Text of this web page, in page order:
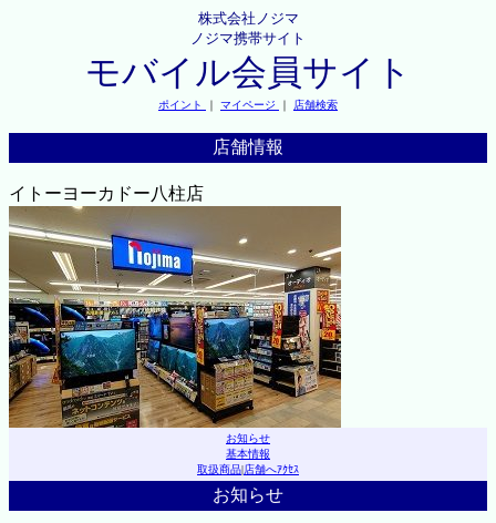
株式会社ノジマ
ノジマ携帯サイト
モバイル会員サイト
ポイント ｜ マイページ ｜ 店舗検索
店舗情報
イトーヨーカドー八柱店
お知らせ
基本情報
取扱商品|店舗へｱｸｾｽ
お知らせ